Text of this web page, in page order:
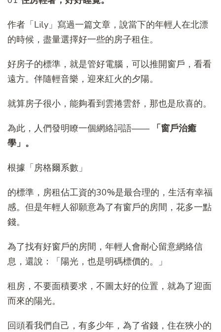
作者「Lily」寫過一篇文章，說當下的年輕人在北漂
的時候，盡量選擇好一些的房子租住。
好房子的標準，就是管好電腦，可以推開窗戶，看看
遠方。伴隨輕音樂，迎來紅火的夕陽。
就算房子很小，能夠看到雲捲雲舒，那也是欣喜的。
為此，人們發明瞭一個網絡詞語——
「窗戶治癒
學」。
根據「房格爾系數」
的標準，房租佔工資的30%是最合理的，生活有幸福
感。但是年輕人卻願意為了有窗戶的房間，花多一點
錢。
為了找有好窗戶的房間，年輕人會耐心留意網絡信
息，還說：「陽光，也是明碼標價的。」
租房，不要面積要求，不圖太好的位置，就為了迎面
而來的陽光。
回頭看我們自己，有多少年，為了省錢，住在狹小的